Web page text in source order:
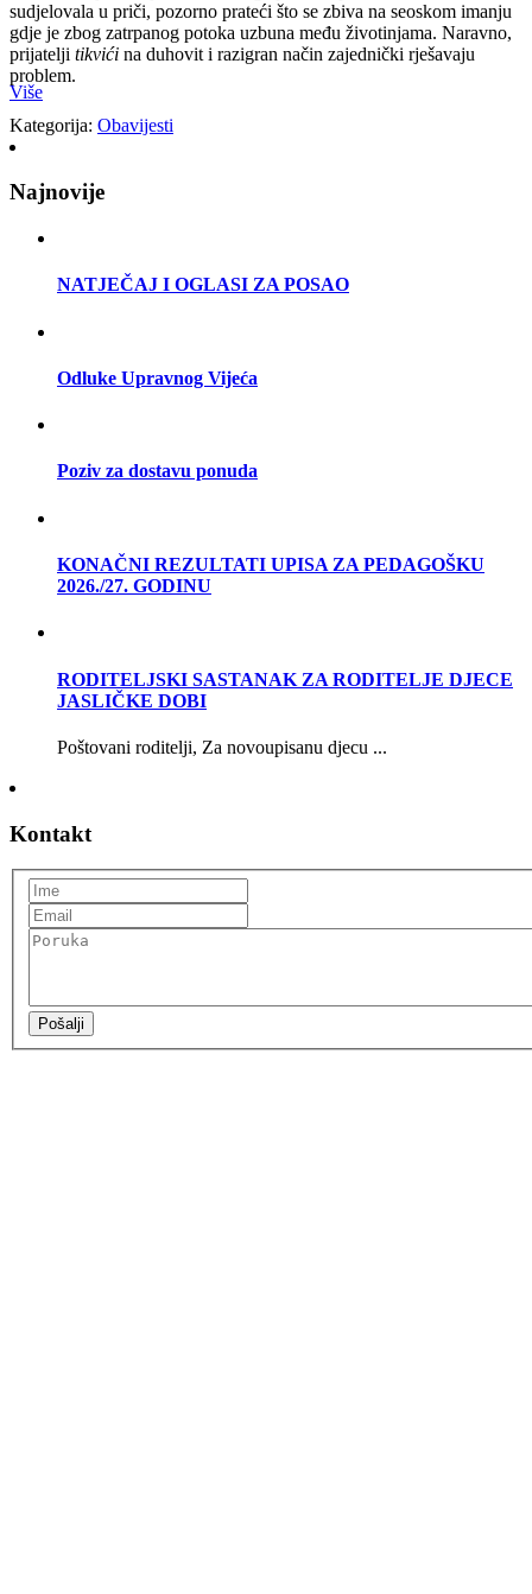
sudjelovala u priči, pozorno prateći što se zbiva na seoskom imanju
gdje je zbog zatrpanog potoka uzbuna među životinjama. Naravno,
prijatelji tikvići na duhovit i razigran način zajednički rješavaju
problem.
Više
Kategorija: Obavijesti
Najnovije
NATJEČAJ I OGLASI ZA POSAO
Odluke Upravnog Vijeća
Poziv za dostavu ponuda
KONAČNI REZULTATI UPISA ZA PEDAGOŠKU
2026./27. GODINU
RODITELJSKI SASTANAK ZA RODITELJE DJECE
JASLIČKE DOBI
Poštovani roditelji, Za novoupisanu djecu ...
Kontakt